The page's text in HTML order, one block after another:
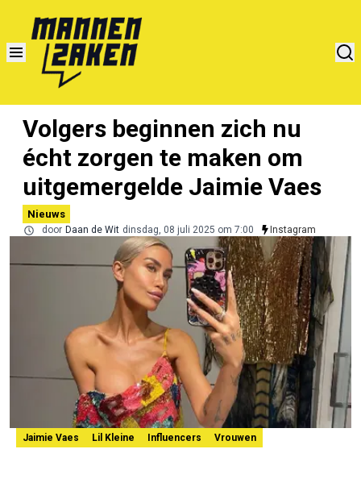
Volgers beginnen zich nu
écht zorgen te maken om
uitgemergelde Jaimie Vaes
Nieuws
door Daan de Wit dinsdag, 08 juli 2025 om 7:00 Instagram
Jaimie Vaes Lil Kleine Influencers Vrouwen